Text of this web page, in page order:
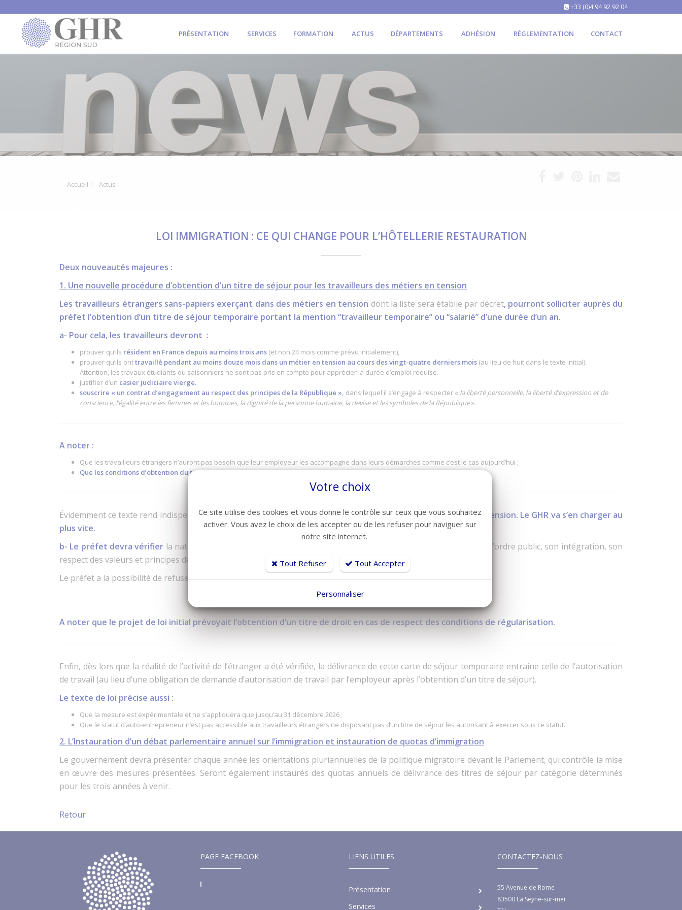
+33 (0)4 94 92 92 04
PRÉSENTATION SERVICES FORMATION ACTUS DÉPARTEMENTS ADHÉSION RÉGLEMENTATION CONTACT
Accueil Actus
LOI IMMIGRATION : CE QUI CHANGE POUR L’HÔTELLERIE RESTAURATION
Deux nouveautés majeures :
1. Une nouvelle procédure d’obtention d’un titre de séjour pour les travailleurs des métiers en tension
Les travailleurs étrangers sans-papiers exerçant dans des métiers en tension dont la liste sera établie par décret, pourront solliciter auprès du
préfet l’obtention d’un titre de séjour temporaire portant la mention “travailleur temporaire” ou “salarié” d’une durée d’un an.
a- Pour cela, les travailleurs devront :
prouver qu’ils résident en France depuis au moins trois ans (et non 24 mois comme prévu initialement),
prouver qu’ils onttravaillé pendant au moins douze mois dans un métier en tension au cours des vingt-quatre derniers mois (au lieu de huit dans le texte initial).
Attention, les travaux étudiants ou saisonniers ne sont pas pris en compte pour apprécier la durée d’emploi requise.
justifier d’un casier judiciaire vierge.
souscrire « un contrat d’engagement au respect des principes de la République », dans lequel il s’engage à respecter « la liberté personnelle, la liberté d’expression et de
conscience, l’égalité entre les femmes et les hommes, la dignité de la personne humaine, la devise et les symboles de la République».
A noter :
Que les travailleurs étrangers n’auront pas besoin que leur employeur les accompagne dans leurs démarches comme c’est le cas aujourd’hui ;
Que les conditions d’obtention du titre de séjour ont été durcies par rapport au projet de loi initial.
Évidemment ce texte rend indispensablel’inscription des métiers du secteur HCR dans la liste des métiers en tension. Le GHR va s’en charger au
plus vite.
b- Le préfet devra vérifier la nature du travail par tout moyen, l’insertion sociale du demandeur, son respect de l’ordre public, son intégration, son
respect des valeurs et principes de la République…
Le préfet a la possibilité de refuser la délivrance du titre même si toutes ces conditions sont réunies.
A noter que le projet de loi initial prévoyait l’obtention d’un titre de droit en cas de respect des conditions de régularisation.
Enfin, dès lors que la réalité de l’activité de l’étranger a été vérifiée, la délivrance de cette carte de séjour temporaire entraîne celle de l’autorisation
de travail (au lieu d’une obligation de demande d’autorisation de travail par l’employeur après l’obtention d’un titre de séjour).
Le texte de loi précise aussi :
Que la mesure est expérimentale et ne s’appliquera que jusqu’au 31 décembre 2026 ;
Que le statut d’auto-entrepreneur n’est pas accessible aux travailleurs étrangers ne disposant pas d’un titre de séjour les autorisant à exercer sous ce statut.
2. L’Instauration d’un débat parlementaire annuel sur l’immigration et instauration de quotas d’immigration
Le gouvernement devra présenter chaque année les orientations pluriannuelles de la politique migratoire devant le Parlement, qui contrôle la mise
en œuvre des mesures présentées. Seront également instaurés des quotas annuels de délivrance des titres de séjour par catégorie déterminés
pour les trois années à venir.
Retour
PAGE FACEBOOK LIENS UTILES
Présentation
Services
CONTACTEZ-NOUS
55 Avenue de Rome
83500 La Seyne-sur-mer
Votre choix
Ce site utilise des cookies et vous donne le contrôle sur ceux que vous souhaitez
activer. Vous avez le choix de les accepter ou de les refuser pour naviguer sur
notre site internet.
Tout Refuser Tout Accepter
Personnaliser